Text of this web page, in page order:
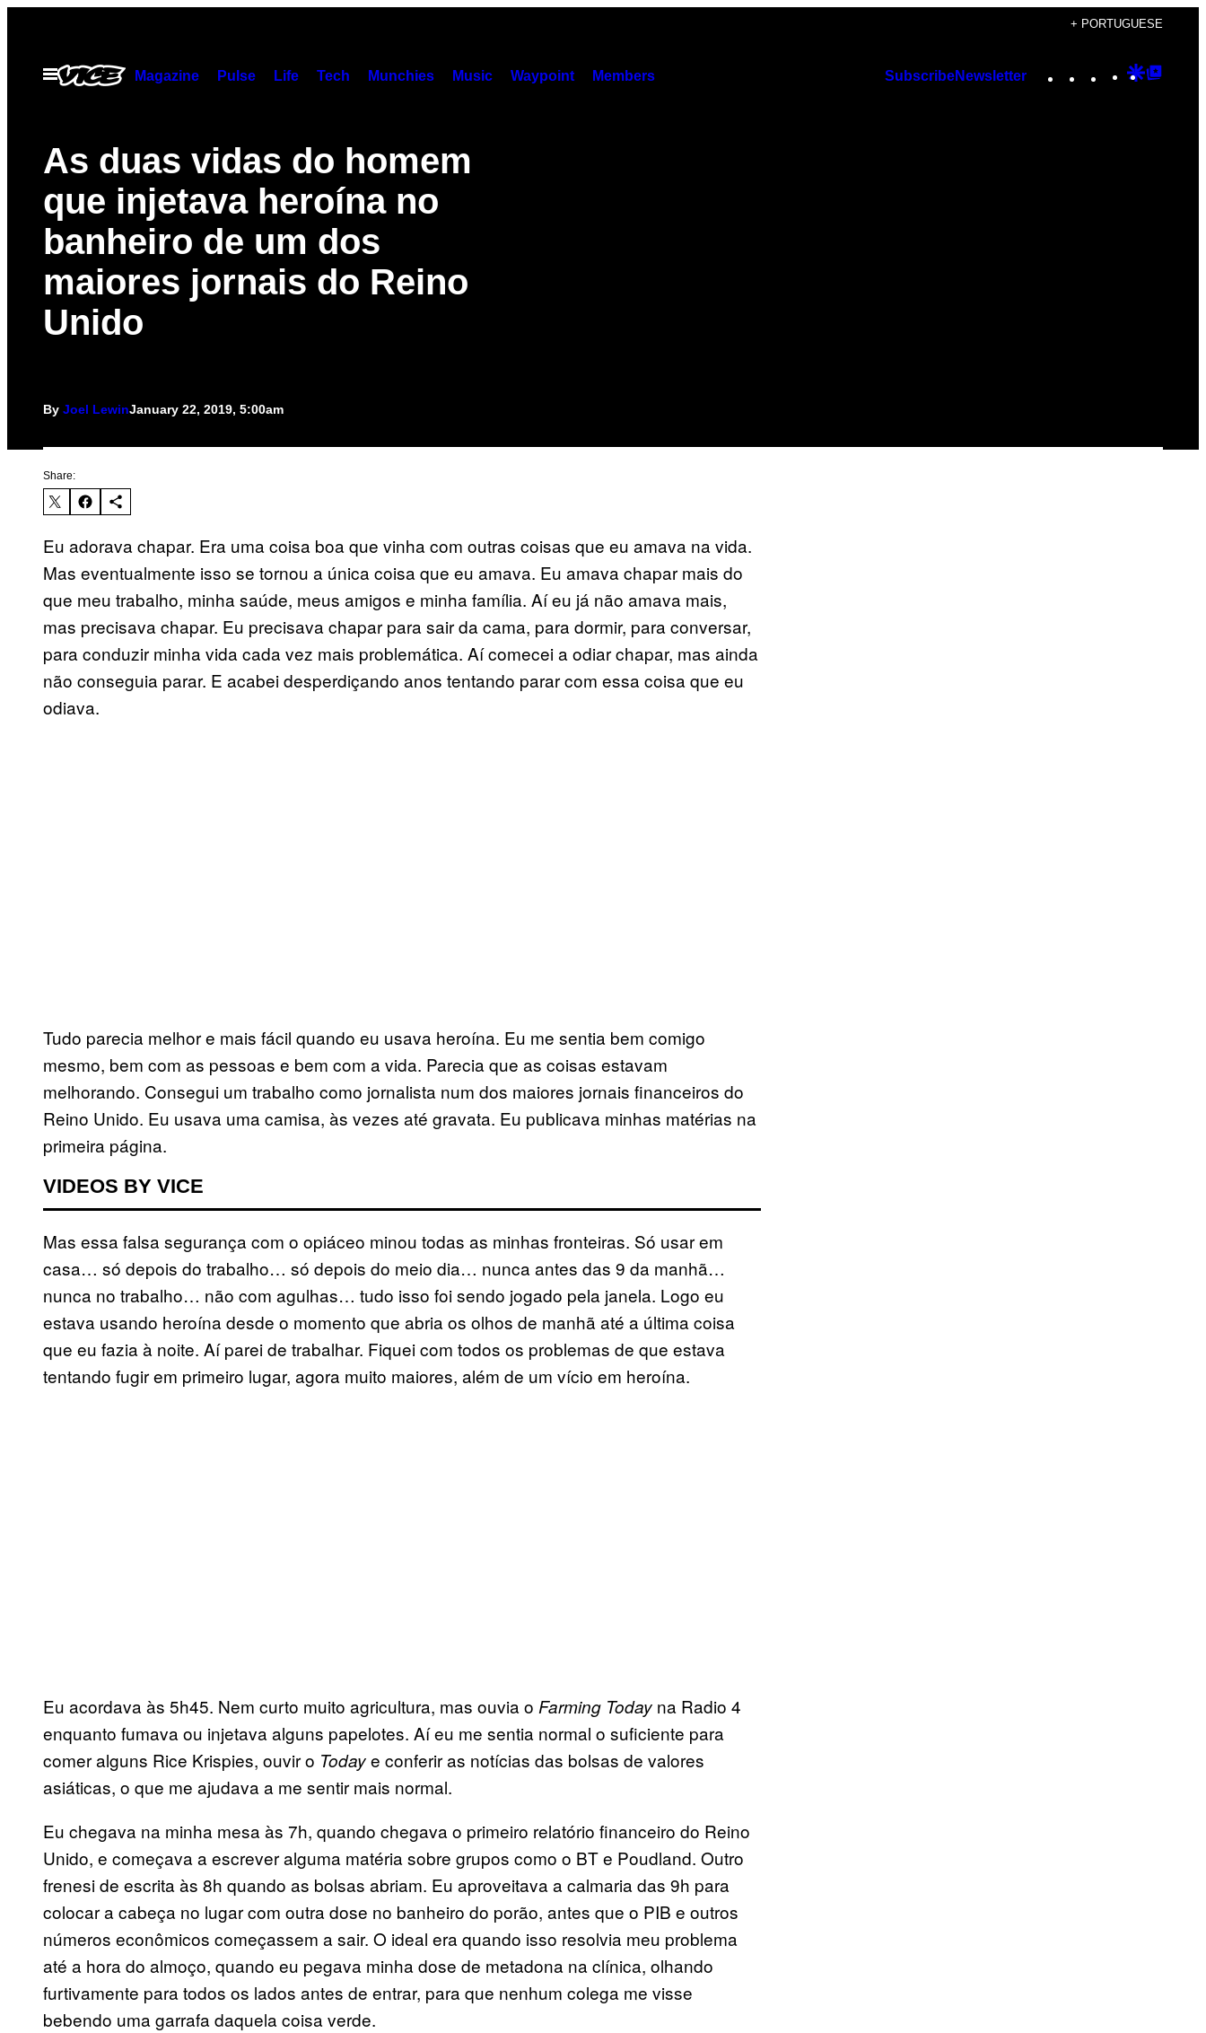
content
+ PORTUGUESE
Open
Menu
Magazine Pulse Life Tech Munchies Music Waypoint Members SubscribeNewsletter Instagram
TikTok
YouTube
Google
As duas vidas do homem
que injetava heroína no
banheiro de um dos
maiores jornais do Reino
Unido
By Joel LewinJanuary 22, 2019, 5:00am
Share:
Eu adorava chapar. Era uma coisa boa que vinha com outras coisas que eu amava na vida.
Mas eventualmente isso se tornou a única coisa que eu amava. Eu amava chapar mais do
que meu trabalho, minha saúde, meus amigos e minha família. Aí eu já não amava mais,
mas precisava chapar. Eu precisava chapar para sair da cama, para dormir, para conversar,
para conduzir minha vida cada vez mais problemática. Aí comecei a odiar chapar, mas ainda
não conseguia parar. E acabei desperdiçando anos tentando parar com essa coisa que eu
odiava.
Tudo parecia melhor e mais fácil quando eu usava heroína. Eu me sentia bem comigo
mesmo, bem com as pessoas e bem com a vida. Parecia que as coisas estavam
melhorando. Consegui um trabalho como jornalista num dos maiores jornais financeiros do
Reino Unido. Eu usava uma camisa, às vezes até gravata. Eu publicava minhas matérias na
primeira página.
VIDEOS BY VICE
Mas essa falsa segurança com o opiáceo minou todas as minhas fronteiras. Só usar em
casa… só depois do trabalho… só depois do meio dia… nunca antes das 9 da manhã…
nunca no trabalho… não com agulhas… tudo isso foi sendo jogado pela janela. Logo eu
estava usando heroína desde o momento que abria os olhos de manhã até a última coisa
que eu fazia à noite. Aí parei de trabalhar. Fiquei com todos os problemas de que estava
tentando fugir em primeiro lugar, agora muito maiores, além de um vício em heroína.
Eu acordava às 5h45. Nem curto muito agricultura, mas ouvia o Farming Today na Radio 4
enquanto fumava ou injetava alguns papelotes. Aí eu me sentia normal o suficiente para
comer alguns Rice Krispies, ouvir o Todaye conferir as notícias das bolsas de valores
asiáticas, o que me ajudava a me sentir mais normal.
Eu chegava na minha mesa às 7h, quando chegava o primeiro relatório financeiro do Reino
Unido, e começava a escrever alguma matéria sobre grupos como o BT e Poudland. Outro
frenesi de escrita às 8h quando as bolsas abriam. Eu aproveitava a calmaria das 9h para
colocar a cabeça no lugar com outra dose no banheiro do porão, antes que o PIB e outros
números econômicos começassem a sair. O ideal era quando isso resolvia meu problema
até a hora do almoço, quando eu pegava minha dose de metadona na clínica, olhando
furtivamente para todos os lados antes de entrar, para que nenhum colega me visse
bebendo uma garrafa daquela coisa verde.